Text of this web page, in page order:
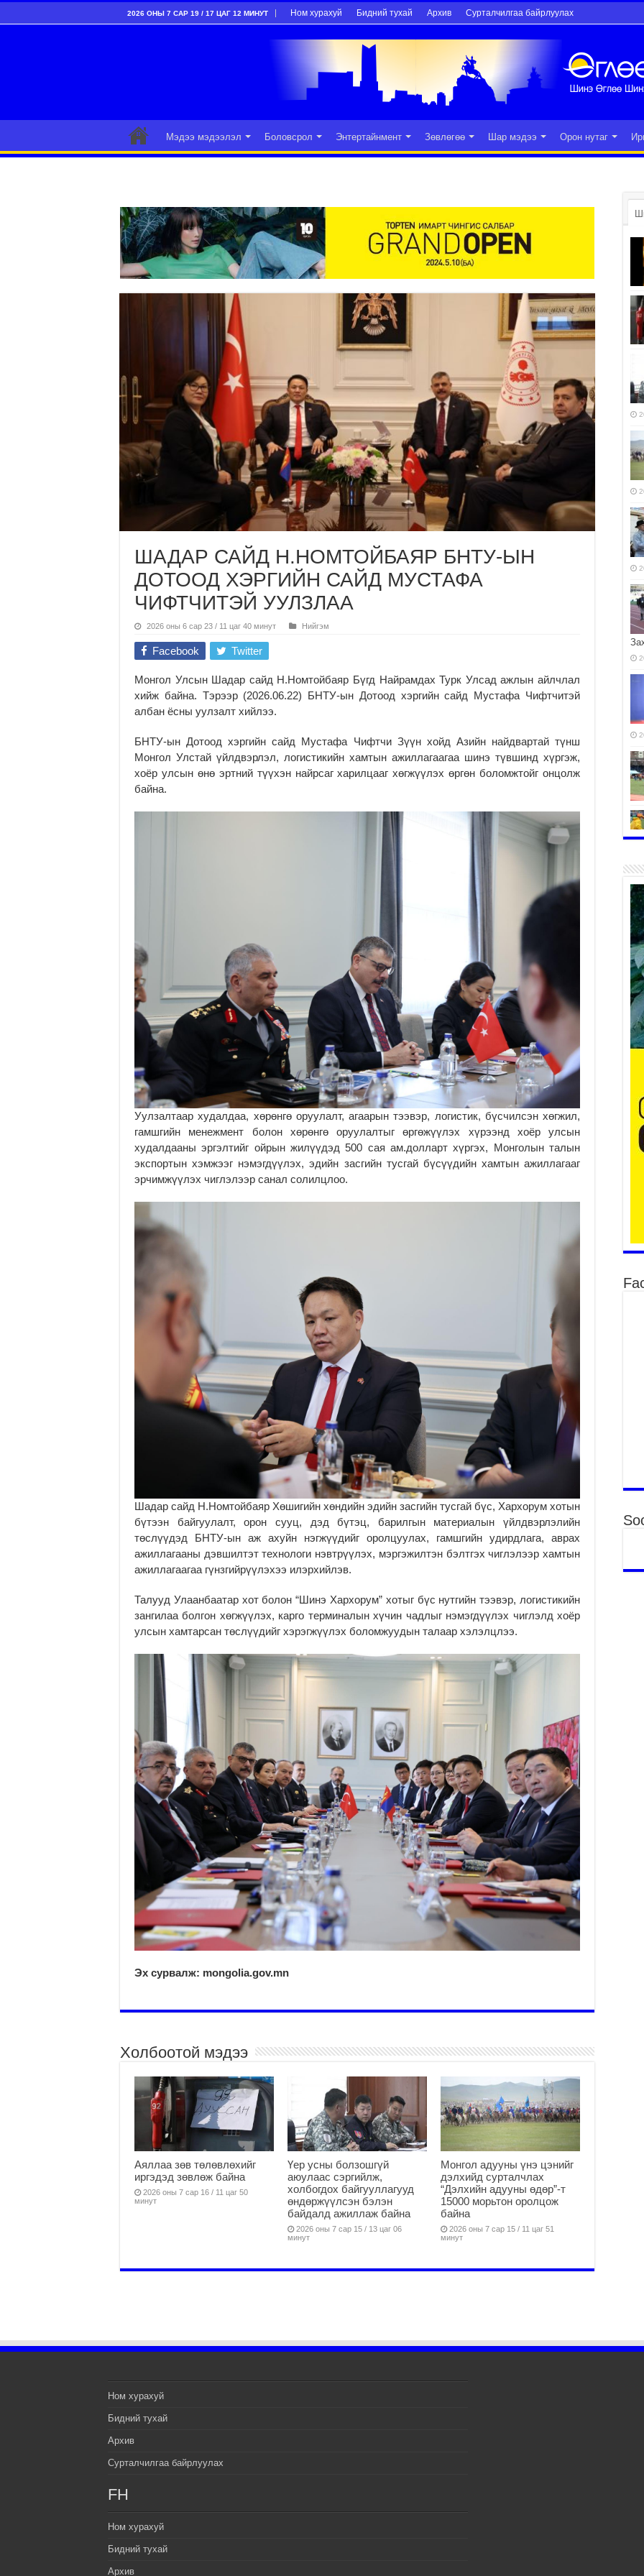
2026 ОНЫ 7 САР 19 / 17 ЦАГ 12 МИНУТ Ном хурахуй Бидний тухай Архив Сурталчилгаа байрлуулах
Мэдээ мэдээлэл Боловсрол Энтертайнмент Зөвлөгөө Шар мэдээ Орон нутаг
ШАДАР САЙД Н.НОМТОЙБАЯР БНТУ-ЫН
ДОТООД ХЭРГИЙН САЙД МУСТАФА
ЧИФТЧИТЭЙ УУЛЗЛАА
2026 оны 6 сар 23 / 11 цаг 40 минут Нийгэм
Facebook Twitter
Монгол Улсын Шадар сайд Н.Номтойбаяр Бүгд Найрамдах Турк Улсад ажлын айлчлал
хийж байна. Тэрээр (2026.06.22) БНТУ-ын Дотоод хэргийн сайд Мустафа Чифтчитэй
албан ёсны уулзалт хийлээ.
БНТУ-ын Дотоод хэргийн сайд Мустафа Чифтчи Зүүн хойд Азийн найдвартай түнш
Монгол Улстай үйлдвэрлэл, логистикийн хамтын ажиллагаагаа шинэ түвшинд хүргэж,
хоёр улсын өнө эртний түүхэн найрсаг харилцааг хөгжүүлэх өргөн боломжтойг онцолж
байна.
Уулзалтаар худалдаа, хөрөнгө оруулалт, агаарын тээвэр, логистик, бүсчилсэн хөгжил,
гамшгийн менежмент болон хөрөнгө оруулалтыг өргөжүүлэх хүрээнд хоёр улсын
худалдааны эргэлтийг ойрын жилүүдэд 500 сая ам.долларт хүргэх, Монголын талын
экспортын хэмжээг нэмэгдүүлэх, эдийн засгийн тусгай бүсүүдийн хамтын ажиллагааг
эрчимжүүлэх чиглэлээр санал солилцлоо.
Шадар сайд Н.Номтойбаяр Хөшигийн хөндийн эдийн засгийн тусгай бүс, Хархорум хотын
бүтээн байгуулалт, орон сууц, дэд бүтэц, барилгын материалын үйлдвэрлэлийн
төслүүдэд БНТУ-ын аж ахуйн нэгжүүдийг оролцуулах, гамшгийн удирдлага, аврах
ажиллагааны дэвшилтэт технологи нэвтрүүлэх, мэргэжилтэн бэлтгэх чиглэлээр хамтын
ажиллагаагаа гүнзгийрүүлэхээ илэрхийлэв.
Талууд Улаанбаатар хот болон “Шинэ Хархорум” хотыг бүс нутгийн тээвэр, логистикийн
зангилаа болгон хөгжүүлэх, карго терминалын хүчин чадлыг нэмэгдүүлэх чиглэлд хоёр
улсын хамтарсан төслүүдийг хэрэгжүүлэх боломжуудын талаар хэлэлцлээ.
Эх сурвалж: mongolia.gov.mn
Холбоотой мэдээ
Аяллаа зөв төлөвлөхийг
иргэдэд зөвлөж байна
2026 оны 7 сар 16 / 11 цаг 50
минут
Үер усны болзошгүй
аюулаас сэргийлж,
холбогдох байгууллагууд
өндөржүүлсэн бэлэн
байдалд ажиллаж байна
2026 оны 7 сар 15 / 13 цаг 06
минут
Монгол адууны үнэ цэнийг
дэлхийд сурталчлах
“Дэлхийн адууны өдөр”-т
15000 морьтон оролцож
байна
2026 оны 7 сар 15 / 11 цаг 51
минут
Ном хурахуй
Бидний тухай
Архив
Сурталчилгаа байрлуулах
FH
Ном хурахуй
Бидний тухай
Архив